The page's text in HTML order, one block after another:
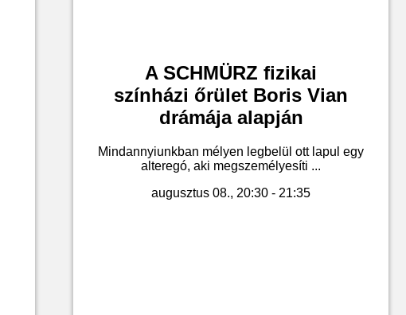
A SCHMÜRZ fizikai
színházi őrület Boris Vian
drámája alapján
Mindannyiunkban mélyen legbelül ott lapul egy
alteregó, aki megszemélyesíti ...
augusztus 08., 20:30 - 21:35